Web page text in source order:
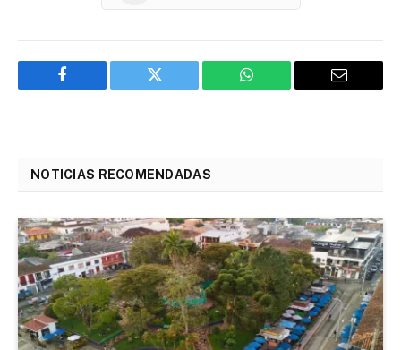
Facebook Twitter WhatsApp Email
NOTICIAS RECOMENDADAS